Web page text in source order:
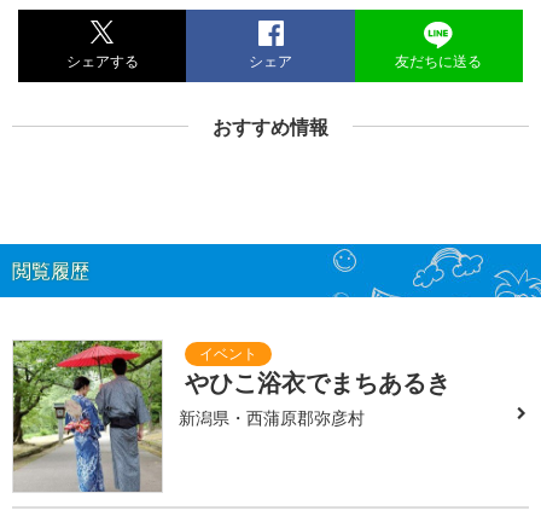
シェアする シェア 友だちに送る
おすすめ情報
閲覧履歴
やひこ浴衣でまちあるき
新潟県・西蒲原郡弥彦村